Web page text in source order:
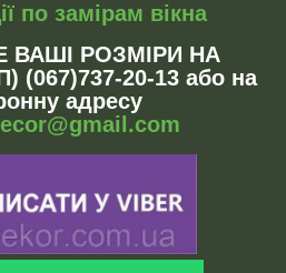
по замірам вікна
ВАШІ РОЗМІРИ НА
(067)737-20-13 або на
адресу